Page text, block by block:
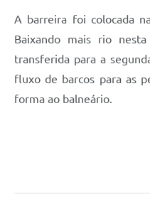
A barreira foi colocada
Baixando mais rio
transferida para a
fluxo de barcos para as
forma ao balneário.